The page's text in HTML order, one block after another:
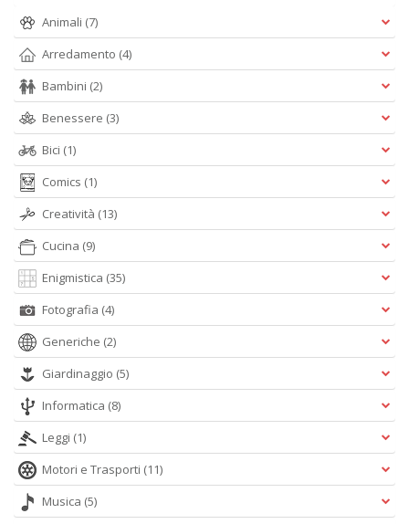
Animali (7)
Arredamento (4)
Bambini (2)
Benessere (3)
Bici (1)
Comics (1)
Creatività (13)
Cucina (9)
Enigmistica (35)
Fotografia (4)
Generiche (2)
Giardinaggio (5)
Informatica (8)
Leggi (1)
Motori e Trasporti (11)
Musica (5)